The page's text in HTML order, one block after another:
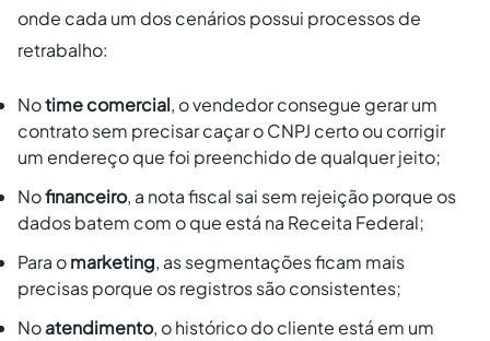
onde cada um dos cenários possui processos de
retrabalho:
Notime comercial, o vendedor consegue gerar um
contrato sem precisar caçar o CNPJ certo ou corrigir
um endereço que foi preenchido de qualquer jeito;
Nofinanceiro, a nota fiscal sai sem rejeição porque os
dados batem com o que está na Receita Federal;
Para omarketing, as segmentações ficam mais
precisas porque os registros são consistentes;
Noatendimento, o histórico do cliente está em um